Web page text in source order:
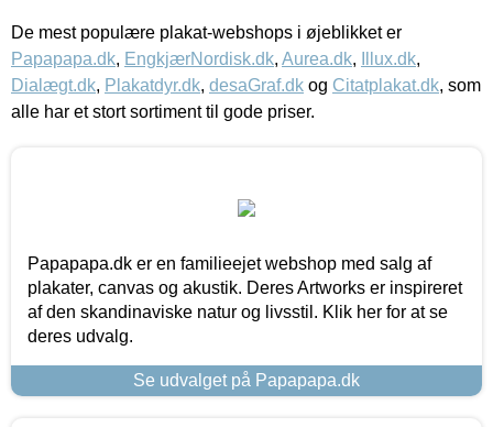
De mest populære plakat-webshops i øjeblikket er
Papapapa.dk, EngkjærNordisk.dk, Aurea.dk, Illux.dk,
Dialægt.dk, Plakatdyr.dk, desaGraf.dk og Citatplakat.dk, som
alle har et stort sortiment til gode priser.
Papapapa.dk er en familieejet webshop med salg af
plakater, canvas og akustik. Deres Artworks er inspireret
af den skandinaviske natur og livsstil. Klik her for at se
deres udvalg.
Se udvalget på Papapapa.dk